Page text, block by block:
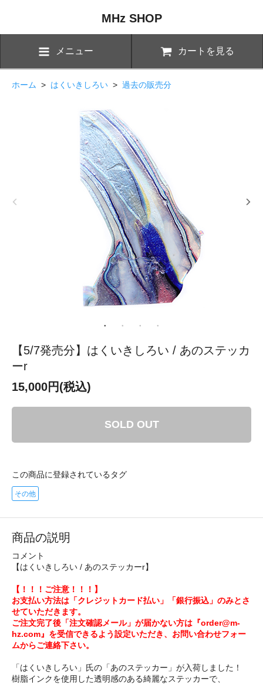
MHz SHOP
メニュー カートを見る
ホーム > はくいきしろい > 過去の販売分
【5/7発売分】はくいきしろい / あのステッカ
ーr
15,000円(税込)
SOLD OUT
この商品に登録されているタグ
その他
商品の説明
コメント
【はくいきしろい / あのステッカーr】
【！！！ご注意！！！】
お支払い方法は「クレジットカード払い」「銀行振込」のみとさ
せていただきます。
ご注文完了後「注文確認メール」が届かない方は『order@m-
hz.com』を受信できるよう設定いただき、お問い合わせフォー
ムからご連絡下さい。
「はくいきしろい」氏の「あのステッカー」が入荷しました！
樹脂インクを使用した透明感のある綺麗なステッカーで、